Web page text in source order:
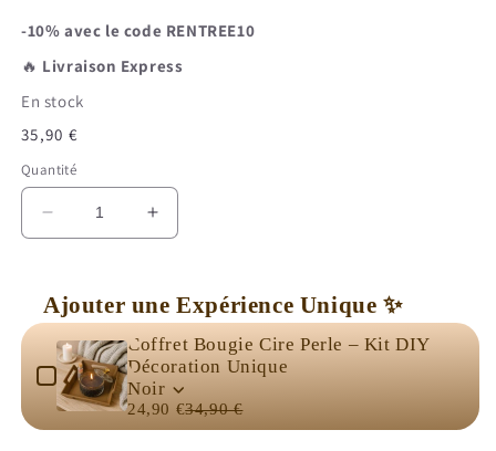
-10% avec le code RENTREE10
🔥 Livraison Express
En stock
Prix
habituel
35,90 €
Quantité
Réduire
la
de
Bougie
Saint
Valentin
Coffret
Tendre
Moment
Augmenter
la
Bougie
Saint
Valentin
Coffret
Tendre
Moment
Ajouter une Expérience Unique ✨
Use the Previous and Next buttons to navigate through
Coffret Bougie Cire Perle – Kit DIY
Décoration Unique
Noir
24,90 €34,90 €